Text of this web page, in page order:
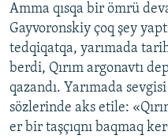
Amma qısqa bir ömrü
Gayvoronskiy çoq şey
tedqiqatqa, yarımada
berdi, Qırım argonavtı
qazandı. Yarımada
sözlerinde aks etile:
er bir taşçıqnı baqmaq